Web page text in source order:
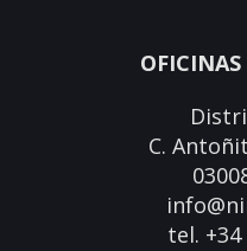
C.
tel. +34